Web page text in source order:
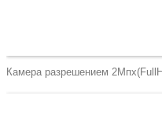
Камера разрешением